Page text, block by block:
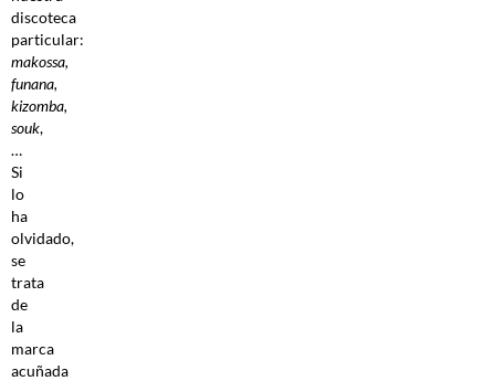
discoteca
particular:
makossa,
funana,
kizomba,
souk,
…
Si
lo
ha
olvidado,
se
trata
de
la
marca
acuñada